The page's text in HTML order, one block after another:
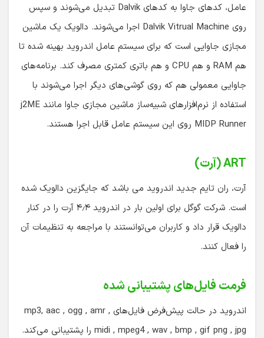
عامل، کدهای جاوا به کدهای Dalvik تبدیل می‌شوند و سپس
روی Dalvik Vitrual Machine اجرا می‌شوند. دالویک یک ماشین
مجازی جاوایی است که برای سیستم عامل اندروید بهینه شده‌ تا
هم RAM و هم CPU و هم باتری کمتری مصرف کند. برنامه‌های
جاوایی معمولی هم که روی گوشی‌های دیگر اجرا می‌شوند با
استفاده از نرم‌افزارهای شبیه‌ساز ماشین مجازی جاوا مانند j2ME
MIDP Runner روی این سیستم عامل قابل اجرا هستند.
ART (آرت)
آرت، ران تایم جدید اندروید می باشد که جایگزین دالویک شده
است. شرکت گوگل برای اولین بار در اندروید ۴٫۴ آرت را در کنار
دالویک قرار داد و کاربران می‌توانستند با مراجعه به تنظیمات آن
را فعال کنند.
فرمت فایل‌های پشتیبانی شده
اندروید در حالت پیش‌فرض فایل‌های mp3, aac , ogg , amr ,
midi , mpeg4 , wav , bmp , gif png , jpg را پشتیبانی می‌کند.